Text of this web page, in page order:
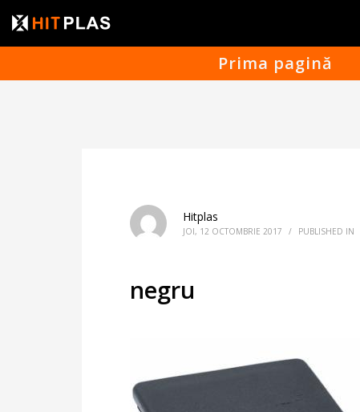
Prima pagină
Hitplas
JOI, 12 OCTOMBRIE 2017 / PUBLISHED IN
negru